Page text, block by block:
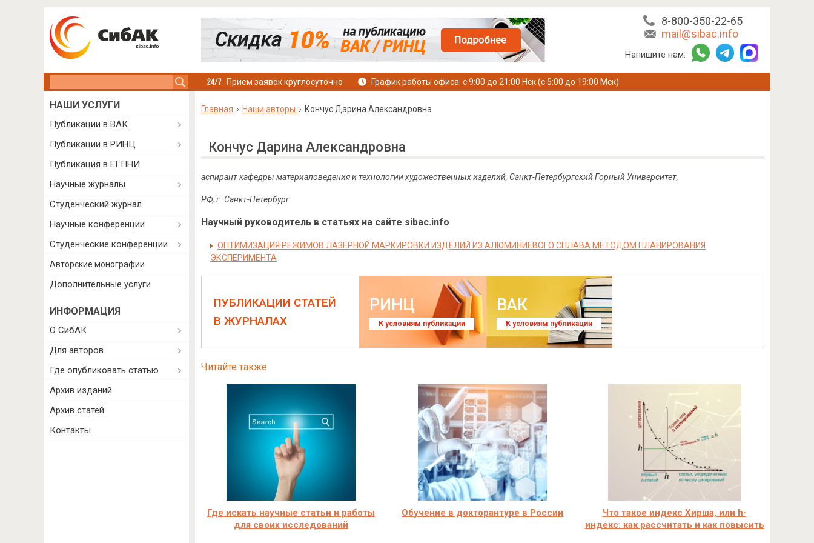
8-800-350-22-65
mail@sibac.info
Напишите нам:
Прием заявок круглосуточно График работы офиса: с 9:00 до 21:00 Нск (с 5:00 до 19:00 Мск)
Главная Наши авторы Кончус Дарина Александровна
Кончус Дарина Александровна
аспирант кафедры материаловедения и технологии художественных изделий, Санкт-Петербургский Горный Университет,
РФ, г. Санкт-Петербург
Научный руководитель в статьях на сайте sibac.info
ОПТИМИЗАЦИЯ РЕЖИМОВ ЛАЗЕРНОЙ МАРКИРОВКИ ИЗДЕЛИЙ ИЗ АЛЮМИНИЕВОГО СПЛАВА МЕТОДОМ ПЛАНИРОВАНИЯ
ЭКСПЕРИМЕНТА
ПУБЛИКАЦИИ СТАТЕЙ
В ЖУРНАЛАХ
РИНЦ
К условиям публикации
ВАК
К условиям публикации
Читайте также
Где искать научные статьи и работы
для своих исследований
Обучение в докторантуре в России
Что такое индекс Хирша, или h-
индекс: как рассчитать и как повысить
НАШИ УСЛУГИ
Публикации в ВАК
Публикации в РИНЦ
Публикация в ЕГПНИ
Научные журналы
Студенческий журнал
Научные конференции
Студенческие конференции
Авторские монографии
Дополнительные услуги
ИНФОРМАЦИЯ
О СибАК
Для авторов
Где опубликовать статью
Архив изданий
Архив статей
Контакты